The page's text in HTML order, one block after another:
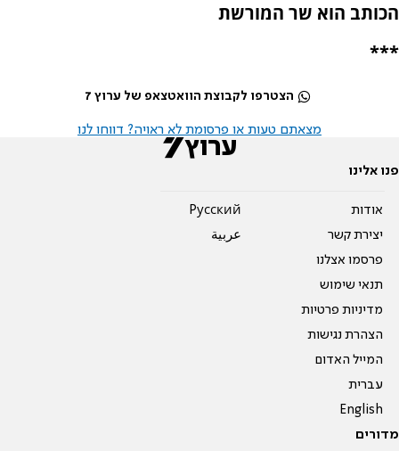
הכותב הוא שר המורשת
***
הצטרפו לקבוצת הוואטצאפ של ערוץ 7
מצאתם טעות או פרסומת לא ראויה? דווחו לנו
פנו אלינו
אודות
יצירת קשר
פרסמו אצלנו
תנאי שימוש
מדיניות פרטיות
הצהרת נגישות
המייל האדום
עברית
English
Pусский
عربية
מדורים